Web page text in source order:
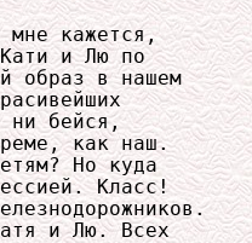
мне кажется,
Кати и Лю по
образ в нашем
ни бейся,
как наш.
Но куда
Класс!
и Лю. Всех